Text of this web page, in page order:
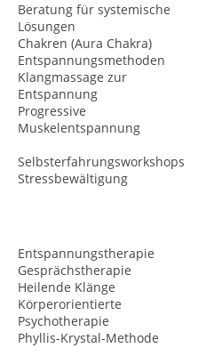
Beratung für systemische
Lösungen
Chakren (Aura Chakra)
Entspannungsmethoden
Klangmassage zur
Entspannung
Progressive
Muskelentspannung
Selbsterfahrungsworkshops
Stressbewältigung
Entspannungstherapie
Gesprächstherapie
Heilende Klänge
Körperorientierte
Psychotherapie
Phyllis-Krystal-Methode